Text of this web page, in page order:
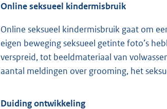
Online seksueel kindermisbruik
Online seksueel kindermisbruik gaat om
eigen beweging seksueel getinte foto’s
verspreid, tot beeldmateriaal van
aantal meldingen over grooming, het
Duiding ontwikkeling